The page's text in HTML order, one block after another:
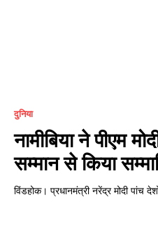
दुनिया
नामीबिया ने पीएम
सम्मान से किया
विंडहोक। प्रधानमंत्री नरेंद्र मोदी पांच